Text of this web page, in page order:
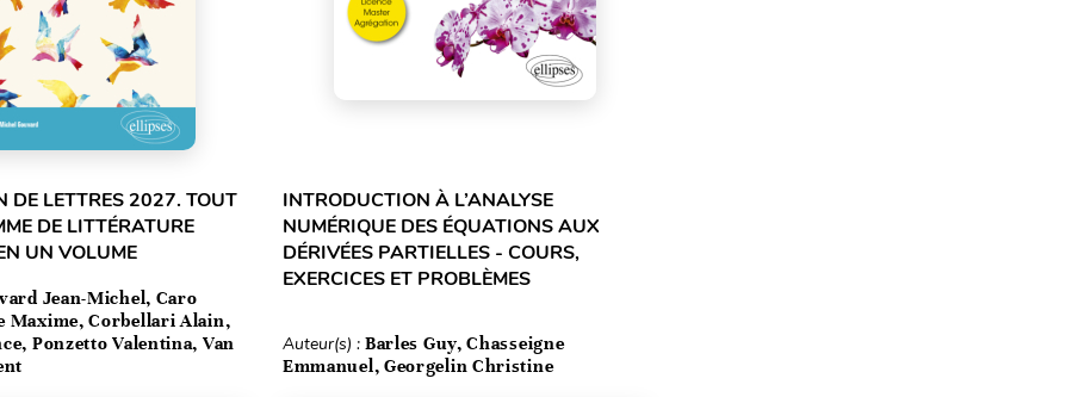
DE LETTRES 2027. TOUT
DE LITTÉRATURE
UN VOLUME
Jean-Michel, Caro
Maxime, Corbellari Alain,
Ponzetto Valentina, Van
INTRODUCTION À L’ANALYSE
NUMÉRIQUE DES ÉQUATIONS AUX
DÉRIVÉES PARTIELLES - COURS,
EXERCICES ET PROBLÈMES
Auteur(s) : Barles Guy, Chasseigne
Emmanuel, Georgelin Christine